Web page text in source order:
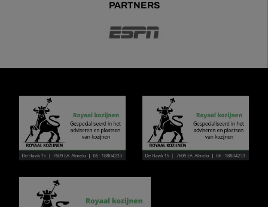
PARTNERS